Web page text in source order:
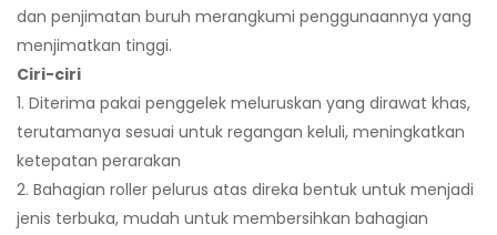
dan penjimatan buruh merangkumi penggunaannya yang
menjimatkan tinggi.
Ciri-ciri
1. Diterima pakai penggelek meluruskan yang dirawat khas,
terutamanya sesuai untuk regangan keluli, meningkatkan
ketepatan perarakan
2. Bahagian roller pelurus atas direka bentuk untuk menjadi
jenis terbuka, mudah untuk membersihkan bahagian